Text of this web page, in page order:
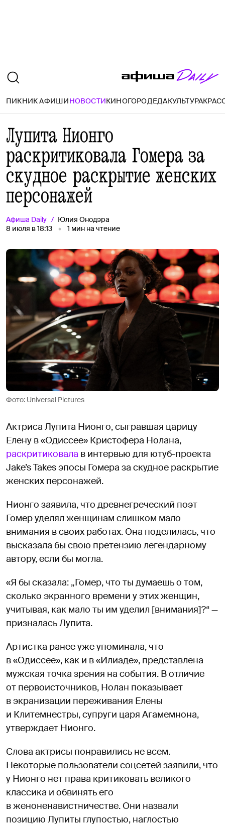
ПИКНИК АФИШИНОВОСТИКИНОГОРОДЕДАКУЛЬТУРА
Лупита Нионго
раскритиковала Гомера за
скудное раскрытие женских
персонажей
Афиша Daily
Юлия Онодэра
8 июля в 18:13
1 мин на чтение
Фото: Universal Pictures
Актриса Лупита Нионго, сыгравшая царицу
Елену в «Одиссее» Кристофера Нолана,
раскритиковала в интервью для ютуб-проекта
Jake’s Takes эпосы Гомера за скудное раскрытие
женских персонажей.
Нионго заявила, что древнегреческий поэт
Гомер уделял женщинам слишком мало
внимания в своих работах. Она поделилась, что
высказала бы свою претензию легендарному
автору, если бы могла.
«Я бы сказала: „Гомер, что ты думаешь о том,
сколько экранного времени у этих женщин,
учитывая, как мало ты им уделил [внимания]?“ —
призналась Лупита.
Артистка ранее уже упоминала, что
в «Одиссее», как и в «Илиаде», представлена
мужская точка зрения на события. В отличие
от первоисточников, Нолан показывает
в экранизации переживания Елены
и Клитемнестры, супруги царя Агамемнона,
утверждает Нионго.
Слова актрисы понравились не всем.
Некоторые пользователи соцсетей заявили, что
у Нионго нет права критиковать великого
классика и обвинять его
в женоненавистничестве. Они назвали
позицию Лупиты глупостью, наглостью